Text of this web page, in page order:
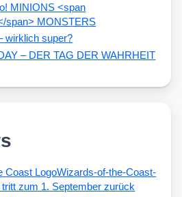
MINIONS <span
span> MONSTERS
wirklich super?
– DER TAG DER WAHRHEIT
Wizards-of-the-Coast-
zum 1. September zurück